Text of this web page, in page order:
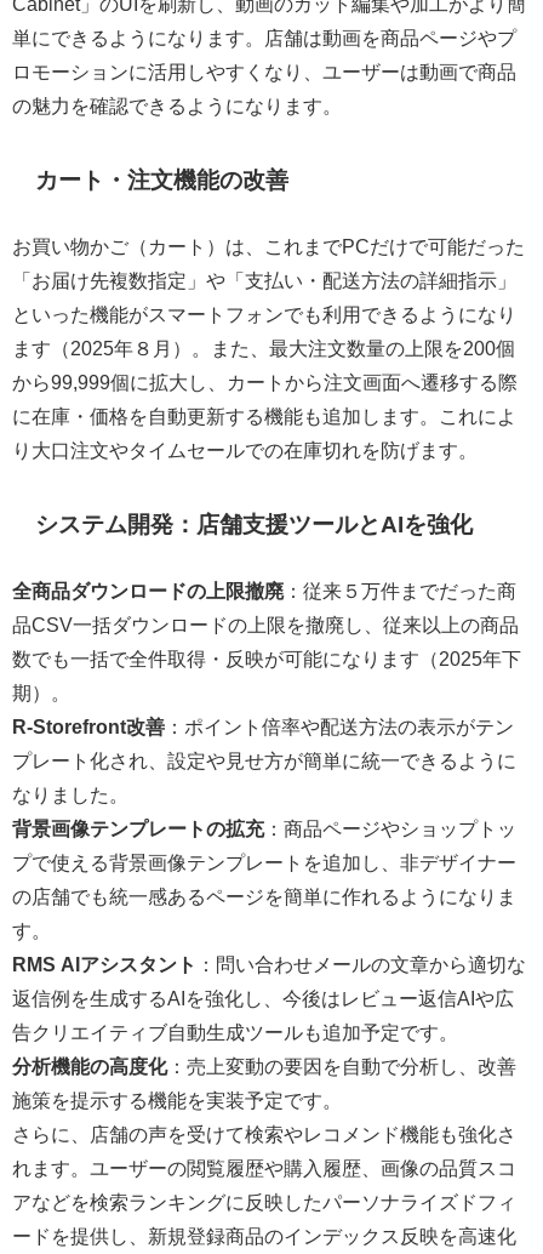
Cabinet」のUIを刷新し、動画のカット編集や加工がより簡
単にできるようになります。店舗は動画を商品ページやプ
ロモーションに活用しやすくなり、ユーザーは動画で商品
の魅力を確認できるようになります。
カート・注文機能の改善
お買い物かご（カート）は、これまでPCだけで可能だった
「お届け先複数指定」や「支払い・配送方法の詳細指示」
といった機能がスマートフォンでも利用できるようになり
ます（2025年８月）。また、最大注文数量の上限を200個
から99,999個に拡大し、カートから注文画面へ遷移する際
に在庫・価格を自動更新する機能も追加します。これによ
り大口注文やタイムセールでの在庫切れを防げます。
システム開発：店舗支援ツールとAIを強化
全商品ダウンロードの上限撤廃：従来５万件までだった商
品CSV一括ダウンロードの上限を撤廃し、従来以上の商品
数でも一括で全件取得・反映が可能になります（2025年下
期）。
R‑Storefront改善 ：ポイント倍率や配送方法の表示がテン
プレート化され、設定や見せ方が簡単に統一できるように
なりました。
背景画像テンプレートの拡充：商品ページやショップトッ
プで使える背景画像テンプレートを追加し、非デザイナー
の店舗でも統一感あるページを簡単に作れるようになりま
す。
RMS AIアシスタント
：問い合わせメールの文章から適切な
返信例を生成するAIを強化し、今後はレビュー返信AIや広
告クリエイティブ自動生成ツールも追加予定です。
分析機能の高度化：売上変動の要因を自動で分析し、改善
施策を提示する機能を実装予定です。
さらに、店舗の声を受けて検索やレコメンド機能も強化さ
れます。ユーザーの閲覧履歴や購入履歴、画像の品質スコ
アなどを検索ランキングに反映したパーソナライズドフィ
ードを提供し、新規登録商品のインデックス反映を高速化